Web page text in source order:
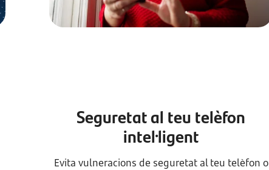
Seguretat al teu telèfon
intel·ligent
Evita vulneracions de seguretat al teu telèfon o